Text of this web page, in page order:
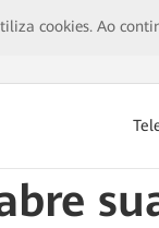
cookies. Ao